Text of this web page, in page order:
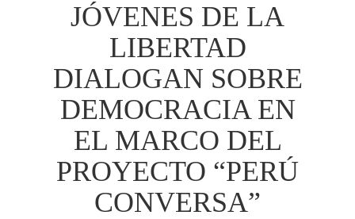
JÓVENES DE LA
LIBERTAD
DIALOGAN SOBRE
DEMOCRACIA EN
EL MARCO DEL
PROYECTO “PERÚ
CONVERSA”